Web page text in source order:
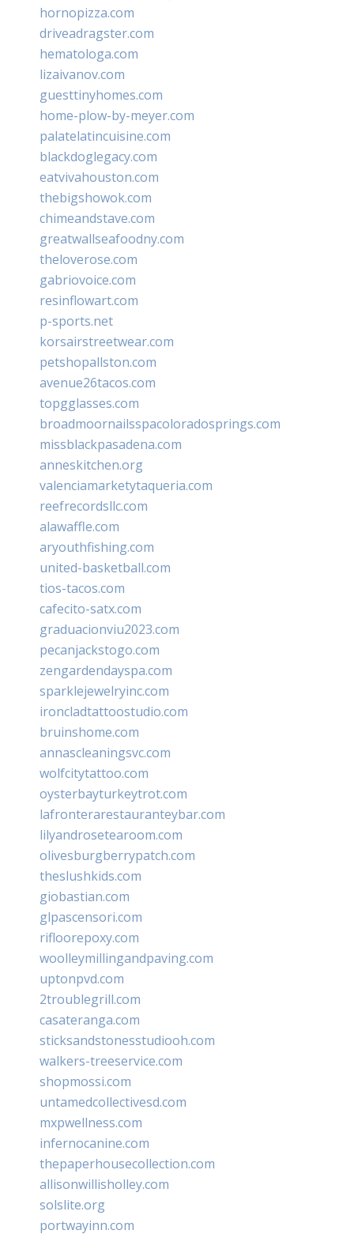
hornopizza.com
driveadragster.com
hematologa.com
lizaivanov.com
guesttinyhomes.com
home-plow-by-meyer.com
palatelatincuisine.com
blackdoglegacy.com
eatvivahouston.com
thebigshowok.com
chimeandstave.com
greatwallseafoodny.com
theloverose.com
gabriovoice.com
resinflowart.com
p-sports.net
korsairstreetwear.com
petshopallston.com
avenue26tacos.com
topgglasses.com
broadmoornailsspacoloradosprings.com
missblackpasadena.com
anneskitchen.org
valenciamarketytaqueria.com
reefrecordsllc.com
alawaffle.com
aryouthfishing.com
united-basketball.com
tios-tacos.com
cafecito-satx.com
graduacionviu2023.com
pecanjackstogo.com
zengardendayspa.com
sparklejewelryinc.com
ironcladtattoostudio.com
bruinshome.com
annascleaningsvc.com
wolfcitytattoo.com
oysterbayturkeytrot.com
lafronterarestauranteybar.com
lilyandrosetearoom.com
olivesburgberrypatch.com
theslushkids.com
giobastian.com
glpascensori.com
rifloorepoxy.com
woolleymillingandpaving.com
uptonpvd.com
2troublegrill.com
casateranga.com
sticksandstonesstudiooh.com
walkers-treeservice.com
shopmossi.com
untamedcollectivesd.com
mxpwellness.com
infernocanine.com
thepaperhousecollection.com
allisonwillisholley.com
solslite.org
portwayinn.com